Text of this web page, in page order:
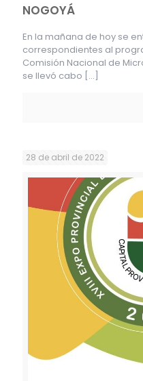
NOGOYÁ
En la mañana de hoy se
correspondientes al
Comisión Nacional de
se llevó cabo […]
28 de abril de 2022